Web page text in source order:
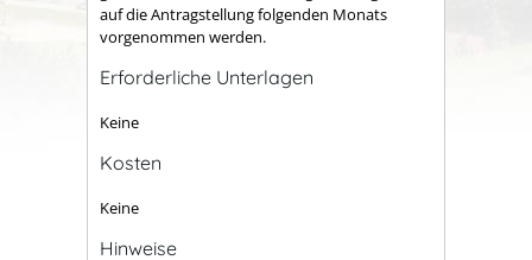
auf die Antragstellung folgenden Monats
vorgenommen werden.
Erforderliche Unterlagen
Keine
Kosten
Keine
Hinweise